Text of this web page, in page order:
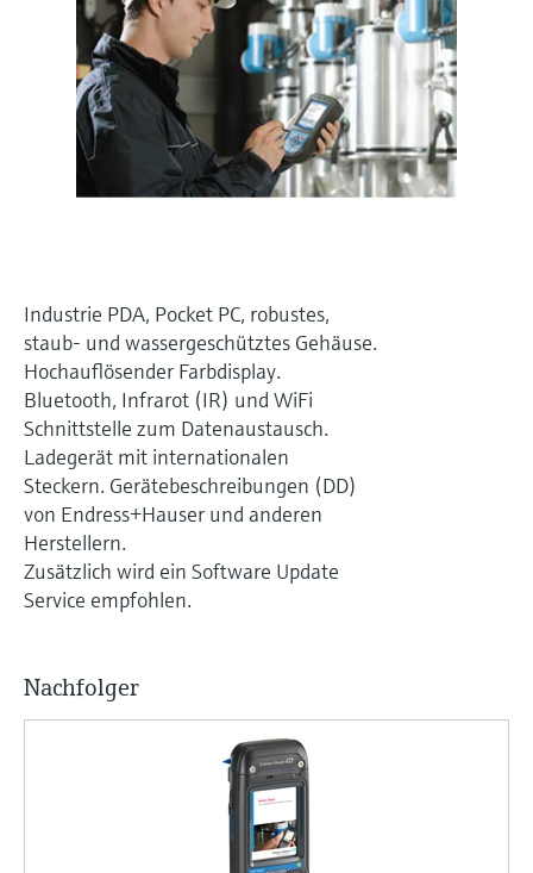
Device Viewer
Produktspezifische Informationen und
Dokumente finden
Ersatzteilsuche
Ersatzteile anhand von Produktwurzel,
Bestellcode oder Seriennummer finden
Füllstandsmessung
Füllstandsmessung Druck
Alle ansehen
Analysatoren für Härte, Eisen,
Aluminium & Chromat
Prozessphotometer
Mikrowellentransmission
Alle ansehen
Industrie PDA, Pocket PC, robustes,
staub- und wassergeschütztes Gehäuse.
Hochauflösender Farbdisplay.
Bluetooth, Infrarot (IR) und WiFi
Schnittstelle zum Datenaustausch.
Ladegerät mit internationalen
Steckern. Gerätebeschreibungen (DD)
von Endress+Hauser und anderen
Herstellern.
Zusätzlich wird ein Software Update
Service empfohlen.
Nachfolger